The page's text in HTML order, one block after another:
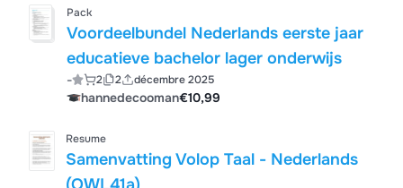
Pack
Voordeelbundel Nederlands eerste jaar
educatieve bachelor lager onderwijs
- 2 2 décembre 2025
hannedecooman€10,99
Resume
Samenvatting Volop Taal - Nederlands